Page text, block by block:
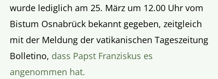
wurde lediglich am 25. März um 12.00 Uhr vom
Bistum Osnabrück bekannt gegeben, zeitgleich
mit der Meldung der vatikanischen Tageszeitung
Bolletino, dass Papst Franziskus es
angenommen hat.